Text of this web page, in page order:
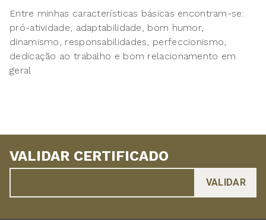
Entre minhas características básicas encontram-se:
pró-atividade, adaptabilidade, bom humor,
dinamismo, responsabilidades, perfeccionismo,
dedicação ao trabalho e bom relacionamento em
geral
VALIDAR CERTIFICADO